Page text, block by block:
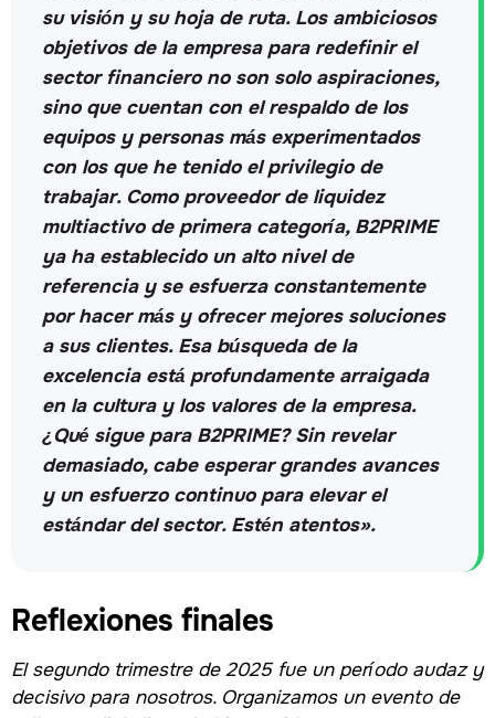
su visión y su hoja de ruta. Los ambiciosos
objetivos de la empresa para redefinir el
sector financiero no son solo aspiraciones,
sino que cuentan con el respaldo de los
equipos y personas más experimentados
con los que he tenido el privilegio de
trabajar. Como proveedor de liquidez
multiactivo de primera categoría, B2PRIME
ya ha establecido un alto nivel de
referencia y se esfuerza constantemente
por hacer más y ofrecer mejores soluciones
a sus clientes. Esa búsqueda de la
excelencia está profundamente arraigada
en la cultura y los valores de la empresa.
¿Qué sigue para B2PRIME? Sin revelar
demasiado, cabe esperar grandes avances
y un esfuerzo continuo para elevar el
estándar del sector. Estén atentos».
Reflexiones finales
El segundo trimestre de 2025 fue un período audaz y
decisivo para nosotros. Organizamos un evento de